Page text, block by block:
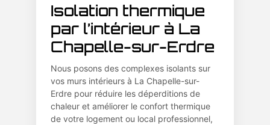
Isolation thermique
par l’intérieur à La
Chapelle-sur-Erdre
Nous posons des complexes isolants sur
vos murs intérieurs à La Chapelle-sur-
Erdre pour réduire les déperditions de
chaleur et améliorer le confort thermique
de votre logement ou local professionnel,